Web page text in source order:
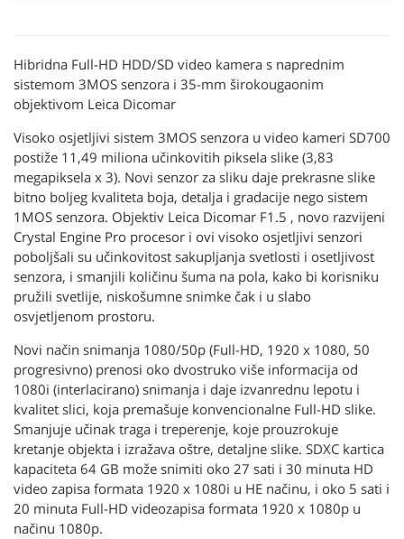
Hibridna Full-HD HDD/SD video kamera s naprednim
sistemom 3MOS senzora i 35-mm širokougaonim
objektivom Leica Dicomar
Visoko osjetljivi sistem 3MOS senzora u video kameri SD700
postiže 11,49 miliona učinkovitih piksela slike (3,83
megapiksela x 3). Novi senzor za sliku daje prekrasne slike
bitno boljeg kvaliteta boja, detalja i gradacije nego sistem
1MOS senzora. Objektiv Leica Dicomar F1.5 , novo razvijeni
Crystal Engine Pro procesor i ovi visoko osjetljivi senzori
poboljšali su učinkovitost sakupljanja svetlosti i osetljivost
senzora, i smanjili količinu šuma na pola, kako bi korisniku
pružili svetlije, niskošumne snimke čak i u slabo
osvjetljenom prostoru.
Novi način snimanja 1080/50p (Full-HD, 1920 x 1080, 50
progresivno) prenosi oko dvostruko više informacija od
1080i (interlacirano) snimanja i daje izvanrednu lepotu i
kvalitet slici, koja premašuje konvencionalne Full-HD slike.
Smanjuje učinak traga i treperenje, koje prouzrokuje
kretanje objekta i izražava oštre, detaljne slike. SDXC kartica
kapaciteta 64 GB može snimiti oko 27 sati i 30 minuta HD
video zapisa formata 1920 x 1080i u HE načinu, i oko 5 sati i
20 minuta Full-HD videozapisa formata 1920 x 1080p u
načinu 1080p.